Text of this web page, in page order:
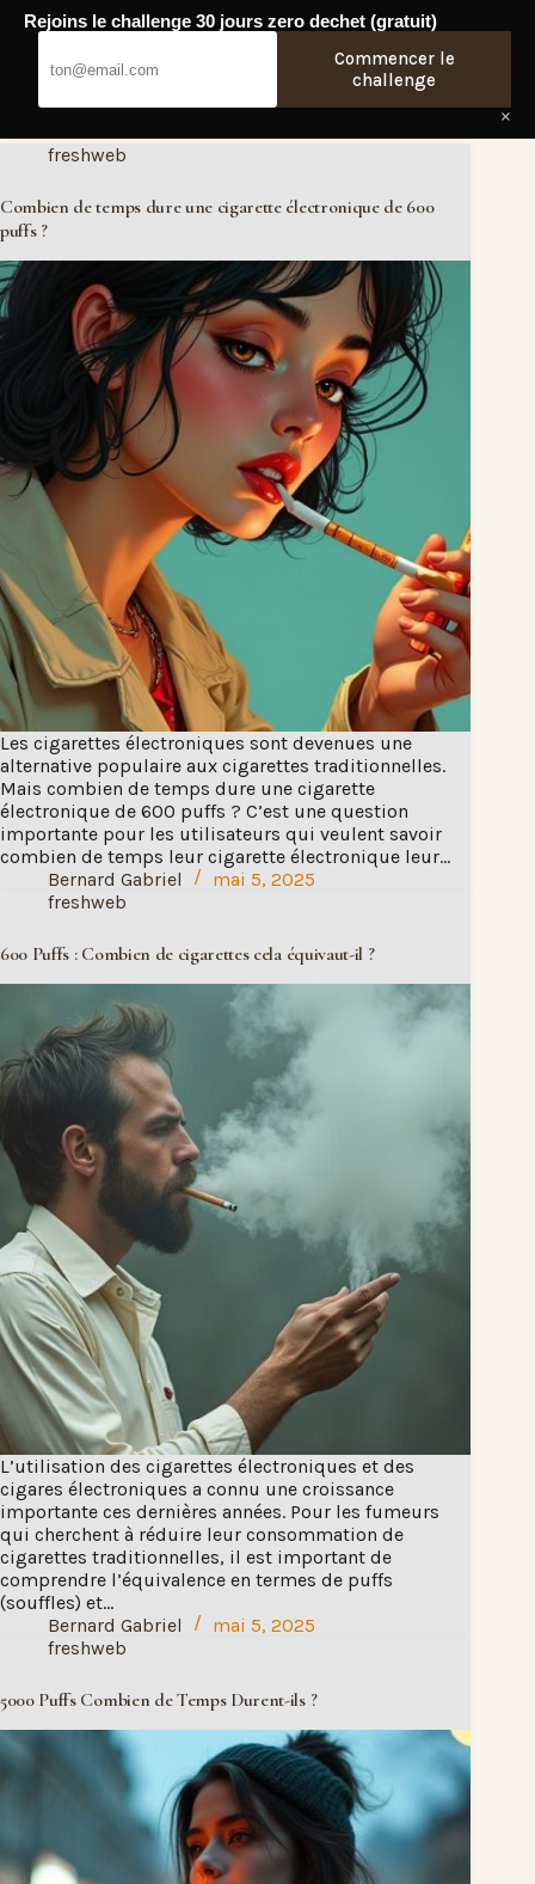
Passer
freshweb
Combien de temps dure une cigarette électronique de 600
puffs ?
Les cigarettes électroniques sont devenues une
alternative populaire aux cigarettes traditionnelles.
Mais combien de temps dure une cigarette
électronique de 600 puffs ? C’est une question
importante pour les utilisateurs qui veulent savoir
combien de temps leur cigarette électronique leur…
Bernard Gabriel
mai 5, 2025
freshweb
600 Puffs : Combien de cigarettes cela équivaut-il ?
L’utilisation des cigarettes électroniques et des
cigares électroniques a connu une croissance
importante ces dernières années. Pour les fumeurs
qui cherchent à réduire leur consommation de
cigarettes traditionnelles, il est important de
comprendre l’équivalence en termes de puffs
(souffles) et…
Bernard Gabriel
mai 5, 2025
freshweb
5000 Puffs Combien de Temps Durent-ils ?
Rejoins le challenge 30 jours zero dechet (gratuit)
Commencer le
challenge
×